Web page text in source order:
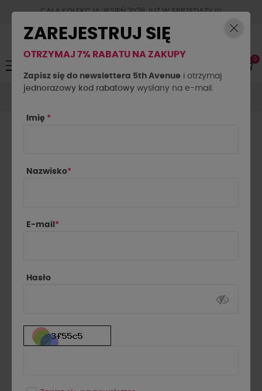
CAŁA KOLEKCJA JESIEŃ 2026 JUŻ W SPRZEDAŻY !!!
Toggle
navigation
☰ 0
Spódnice Spódnice
Spódnica z klamrami La Milla
ZAREJESTRUJ SIĘ
OTRZYMAJ 7% RABATU NA ZAKUPY
Zapisz się do newslettera 5th Avenue i otrzymaj
jednorazowy kod rabatowy wysłany na e-mail.
Imię *
Nazwisko*
E-mail *
Hasło